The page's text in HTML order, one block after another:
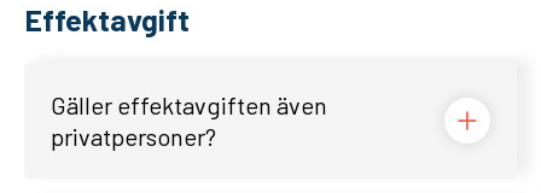
Effektavgift
Gäller effektavgiften även
privatpersoner?